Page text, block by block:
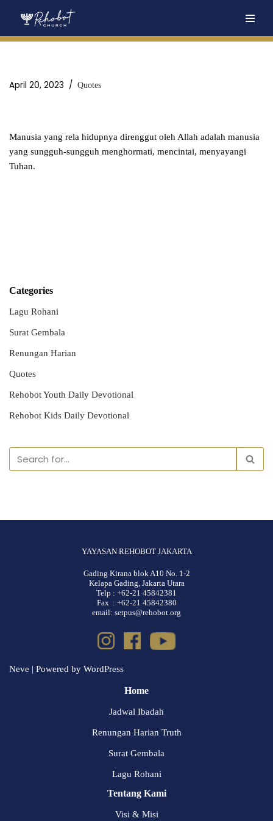
April 20, 2023 Quotes
Manusia yang rela hidupnya direnggut oleh Allah adalah manusia
yang sungguh-sungguh menghormati, mencintai, menyayangi
Tuhan.
Categories
Lagu Rohani
Surat Gembala
Renungan Harian
Quotes
Rehobot Youth Daily Devotional
Rehobot Kids Daily Devotional
YAYASAN REHOBOT JAKARTA
Gading Kirana blok A10 No. 1-2
Kelapa Gading, Jakarta Utara
Telp : +62-21 45842381
Fax : +62-21 45842380
email: setpus@rehobot.org
Neve | Powered by WordPress
Home
Jadwal Ibadah
Renungan Harian Truth
Surat Gembala
Lagu Rohani
Tentang Kami
Visi & Misi